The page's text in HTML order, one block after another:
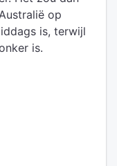
op
is, terwijl
is.